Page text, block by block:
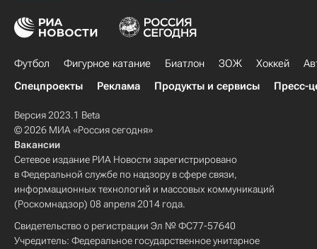
Футбол Фигурное катание Биатлон ЗОЖ Хоккей
Спецпроекты
Реклама Продукты и сервисы Пресс-
Версия 2023.1 Beta
© 2026 МИА «Россия сегодня»
Вакансии
Сетевое издание РИА Новости зарегистрировано
в Федеральной службе по надзору в сфере связи,
информационных технологий и массовых коммуникаций
(Роскомнадзор) 08 апреля 2014 года.
Свидетельство о регистрации Эл № ФС77-57640
Учредитель: Федеральное государственное унитарное